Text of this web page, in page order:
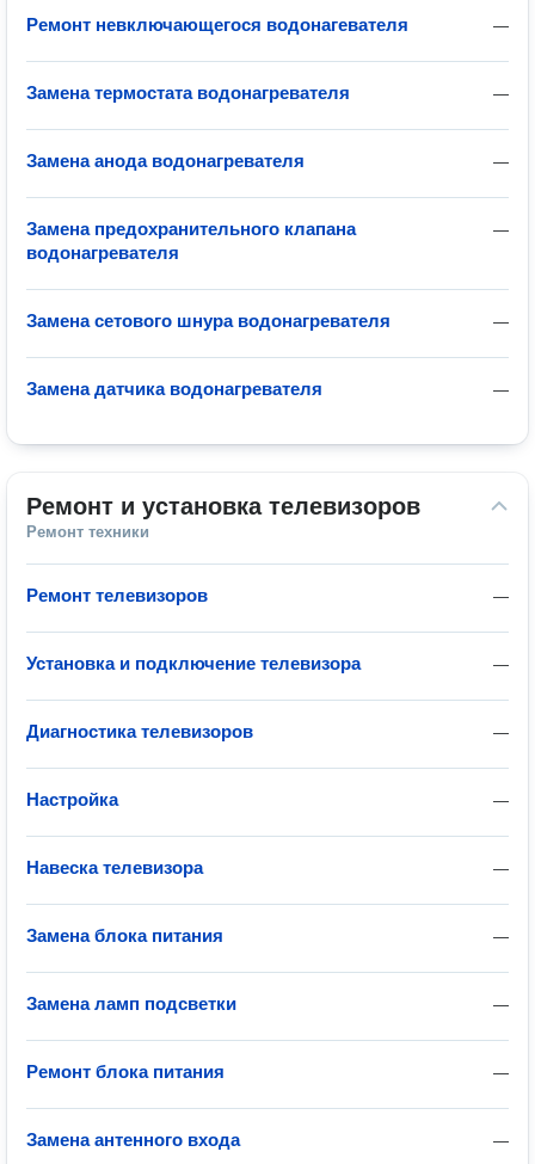
—
Ремонт невключающегося водонагевателя
—
Замена термостата водонагревателя
—
Замена анода водонагревателя
—
Замена предохранительного клапана
водонагревателя
—
Замена сетового шнура водонагревателя
—
Замена датчика водонагревателя
Ремонт и установка телевизоров
Ремонт техники
—
Ремонт телевизоров
—
Установка и подключение телевизора
—
Диагностика телевизоров
—
Настройка
—
Навеска телевизора
—
Замена блока питания
—
Замена ламп подсветки
—
Ремонт блока питания
—
Замена антенного входа